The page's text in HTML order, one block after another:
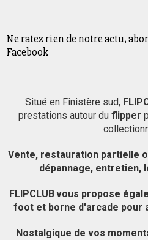
Ne ratez rien de notre actu,
Facebook
Situé en Finistère sud,
prestations autour du flipper
Vente, restauration partielle
dépannage, entretien,
FLIPCLUBvous propose
foot et borne d'arcade pour
Nostalgique de vos